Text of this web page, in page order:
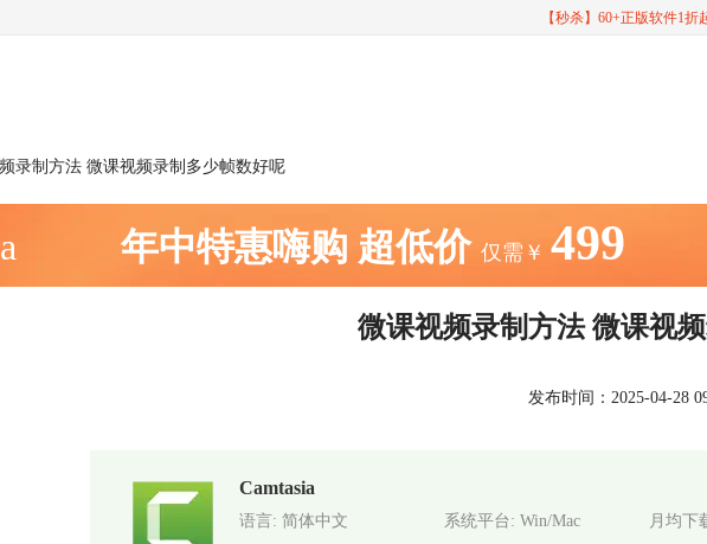
【秒杀】60+正版软件1折
录制方法 微课视频录制多少帧数好呢
年中特惠嗨购 超低价 仅需￥ 499
微课视频录制方法 微课视
发布时间：2025-04-28
Camtasia
语言: 简体中文 系统平台: Win/Mac
月均下